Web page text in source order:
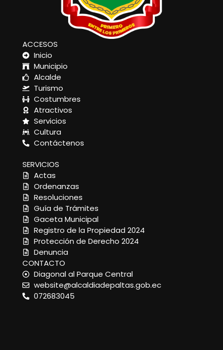
ACCESOS
Inicio
Municipio
Alcalde
Turismo
Costumbres
Atractivos
Servicios
Cultura
Contáctenos
SERVICIOS
Actas
Ordenanzas
Resoluciones
Guía de Trámites
Gaceta Municipal
Registro de la Propiedad 2024
Protección de Derecho 2024
Denuncia
CONTACTO
Diagonal al Parque Central
website@alcaldiadepaltas.gob.ec
072683045